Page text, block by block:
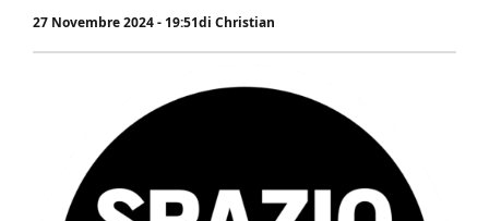
27 Novembre 2024 - 19:51di Christian